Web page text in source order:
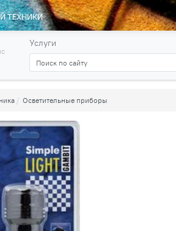
ТЕХНИКИ
Услуги
Осветительные приборы